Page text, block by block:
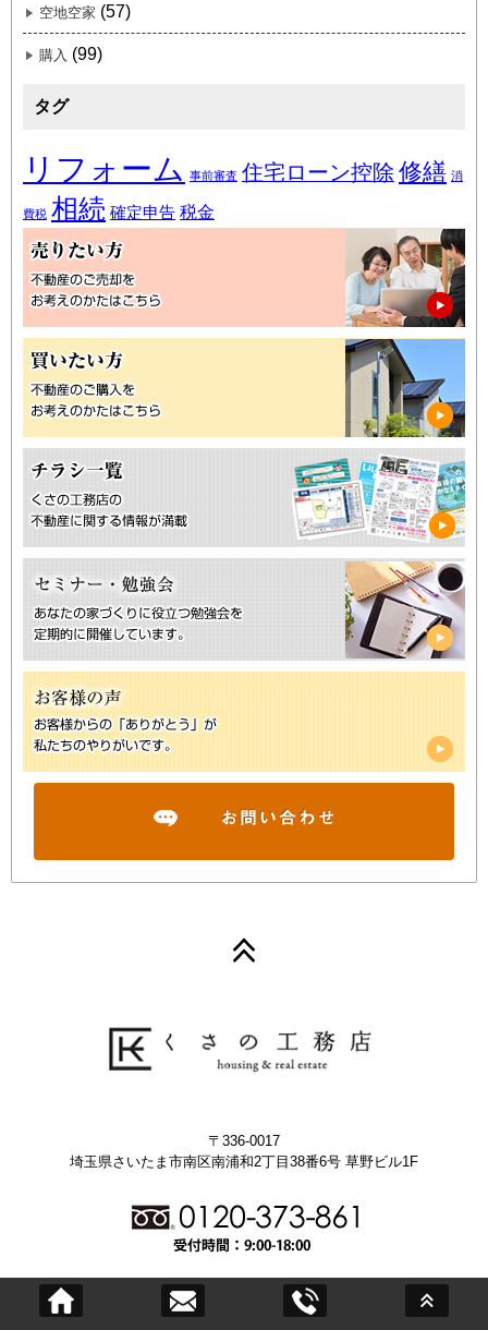
空地空家 (57)
購入 (99)
タグ
リフォーム 事前審査 住宅ローン控除 修繕 消
費税 相続 確定申告 税金
〒336-0017
埼玉県さいたま市南区南浦和2丁目38番6号 草野ビル1F